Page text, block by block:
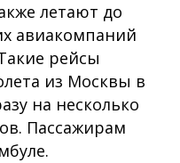
летают до
авиакомпаний
рейсы
из Москвы в
на несколько
Пассажирам